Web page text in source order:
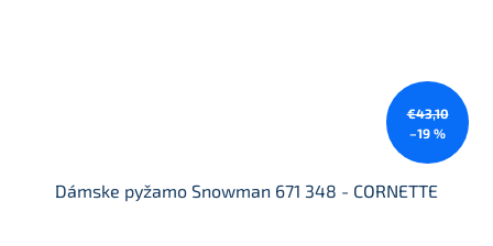
€43,10
–19 %
Dámske pyžamo Snowman 671 348 - CORNETTE